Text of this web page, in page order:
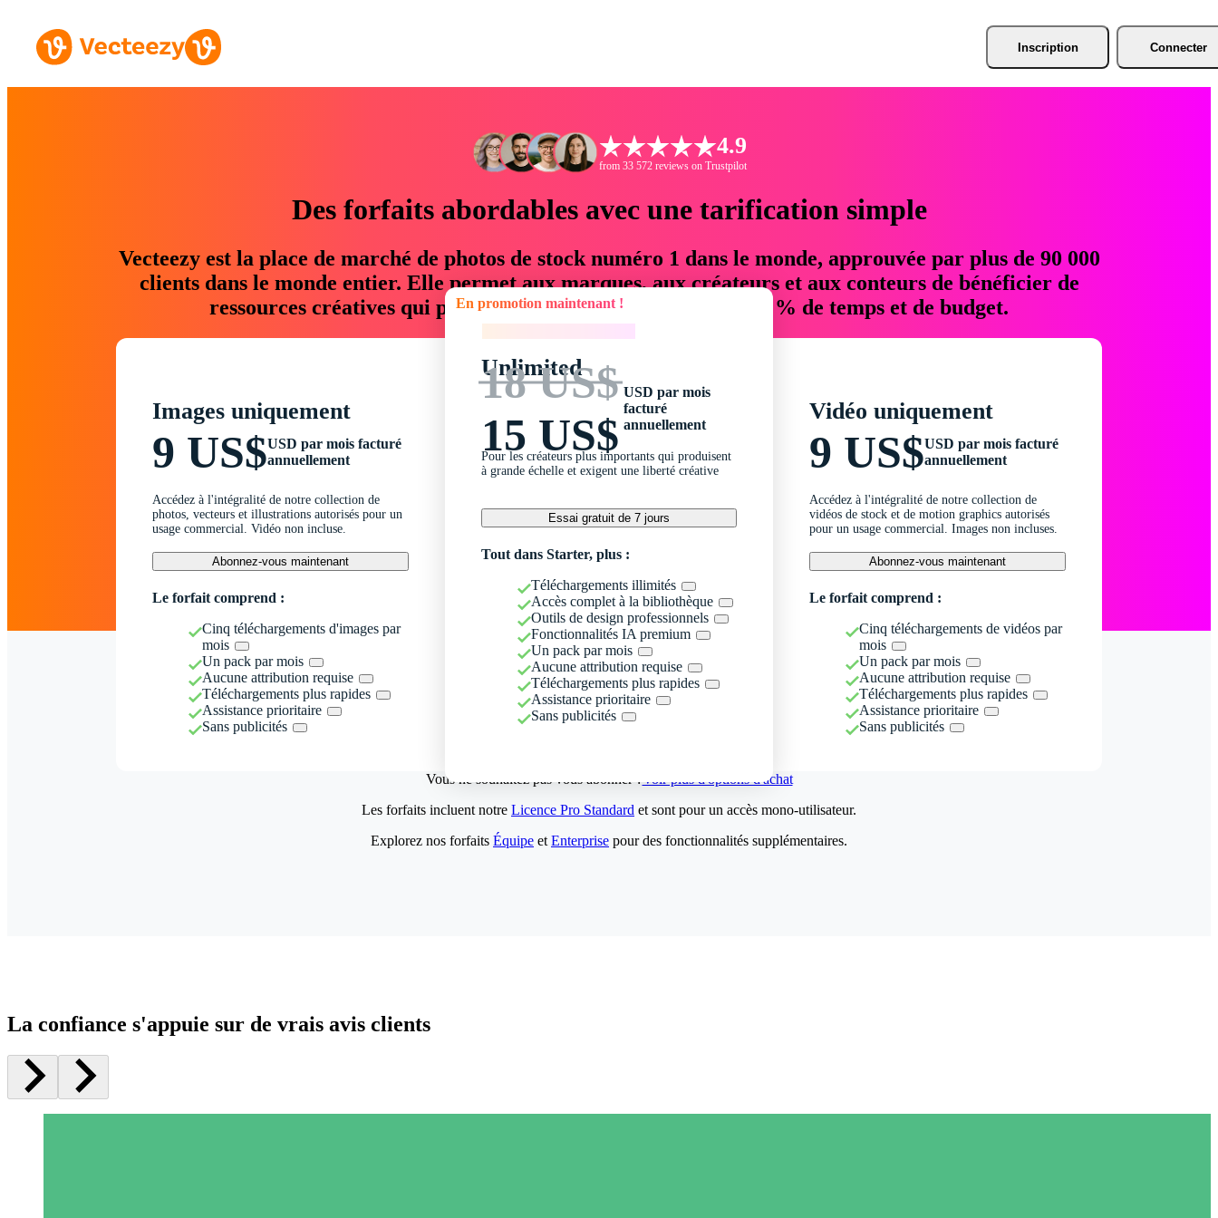
Inscription Connecter
4.9
from 33 572 reviews on Trustpilot
Des forfaits abordables avec une tarification simple
Vecteezy est la place de marché de photos de stock numéro 1 dans le monde, approuvée par plus de 90 000
clients dans le monde entier. Elle permet aux marques, aux créateurs et aux conteurs de bénéficier de
ressources créatives qui permettent d'économiser jusqu'à 76 % de temps et de budget.
Images uniquement
9 US$USD par mois facturé
annuellement
Accédez à l'intégralité de notre collection de
photos, vecteurs et illustrations autorisés pour un
usage commercial. Vidéo non incluse.
Abonnez-vous maintenant
Le forfait comprend :
Cinq téléchargements d'images par
mois
Un pack par mois
Aucune attribution requise
Téléchargements plus rapides
Assistance prioritaire
Sans publicités
En promotion maintenant !
Unlimited
18 US$
15 US$
USD par mois
facturé
annuellement
Pour les créateurs plus importants qui produisent
à grande échelle et exigent une liberté créative
Essai gratuit de 7 jours
Tout dans Starter, plus :
Téléchargements illimités
Accès complet à la bibliothèque
Outils de design professionnels
Fonctionnalités IA premium
Un pack par mois
Aucune attribution requise
Téléchargements plus rapides
Assistance prioritaire
Sans publicités
Vidéo uniquement
9 US$USD par mois facturé
annuellement
Accédez à l'intégralité de notre collection de
vidéos de stock et de motion graphics autorisés
pour un usage commercial. Images non incluses.
Abonnez-vous maintenant
Le forfait comprend :
Cinq téléchargements de vidéos par
mois
Un pack par mois
Aucune attribution requise
Téléchargements plus rapides
Assistance prioritaire
Sans publicités
Vous ne souhaitez pas vous abonner ?Voir plus d'options d'achat
Les forfaits incluent notre Licence Pro Standard et sont pour un accès mono-utilisateur.
Explorez nos forfaits Équipe et Enterprise pour des fonctionnalités supplémentaires.
La confiance s'appuie sur de vrais avis clients